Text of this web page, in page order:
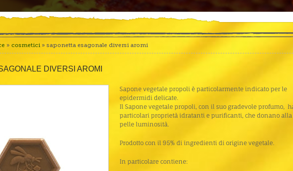
» cosmetici » saponetta esagonale diversi aromi
DIVERSI AROMI
Sapone vegetale propoli è particolarmente indicato per le
epidermidi delicate.
Il Sapone vegetale propoli, con il suo gradevole profumo,
particolari proprietà idratanti e purificanti, che donano alla
pelle luminosità.
Prodotto con il 95% di ingredienti di origine vegetale.
In particolare contiene: